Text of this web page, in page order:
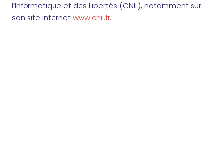
l’Informatique et des Libertés (CNIL), notamment sur
son site internetwww.cnil.fr.